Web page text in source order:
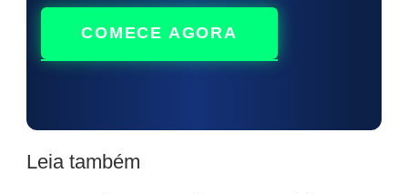
COMECE AGORA
Leia também